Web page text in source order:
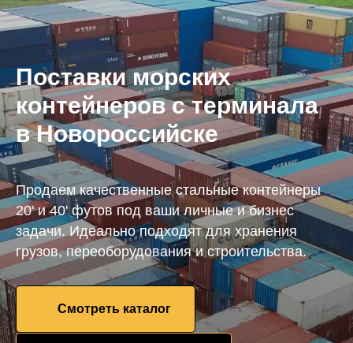
Поставки морских
контейнеров с терминала
в Новороссийске
Продаем качественные стальные контейнеры
20' и 40' футов под ваши личные и бизнес
задачи. Идеально подходят для хранения
грузов, переоборудования и строительства.
Смотреть каталог